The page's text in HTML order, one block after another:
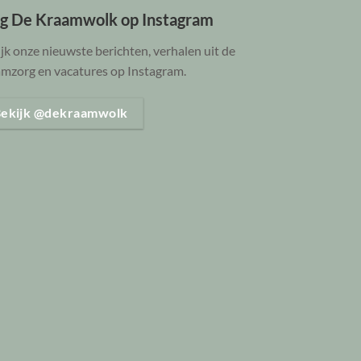
De Kraamwolk op Instagram
onze nieuwste berichten, verhalen uit de
en vacatures op Instagram.
@dekraamwolk